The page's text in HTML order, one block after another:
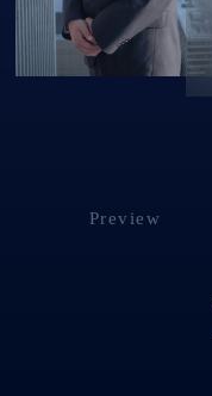
Preview